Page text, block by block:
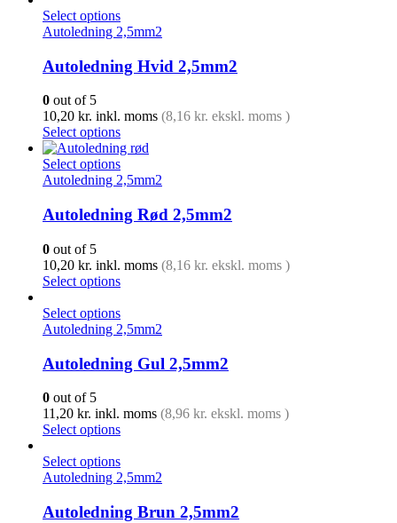
Select options
Autoledning 2,5mm2
Autoledning Hvid 2,5mm2
0 out of 5
10,20 kr. inkl. moms (8,16 kr. ekskl. moms )
Select options
Select options
Autoledning 2,5mm2
Autoledning Rød 2,5mm2
0 out of 5
10,20 kr. inkl. moms (8,16 kr. ekskl. moms )
Select options
Select options
Autoledning 2,5mm2
Autoledning Gul 2,5mm2
0 out of 5
11,20 kr. inkl. moms (8,96 kr. ekskl. moms )
Select options
Select options
Autoledning 2,5mm2
Autoledning Brun 2,5mm2